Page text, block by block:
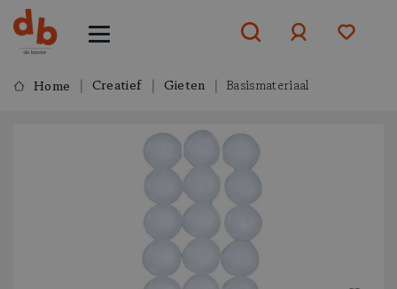
ofaanmelden
Home Creatief Gieten Basismateriaal